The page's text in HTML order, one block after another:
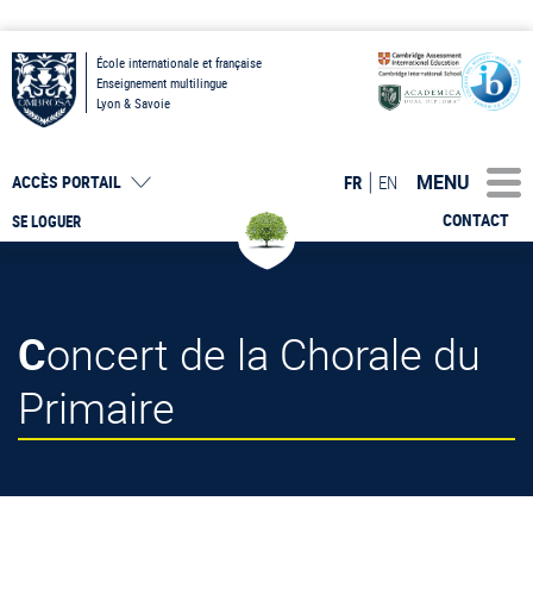
École internationale et française
Enseignement multilingue
Lyon & Savoie
SE LOGUER
ACCÈS PORTAIL
CONTACT
FR EN MENU
Concert de la Chorale du
Primaire